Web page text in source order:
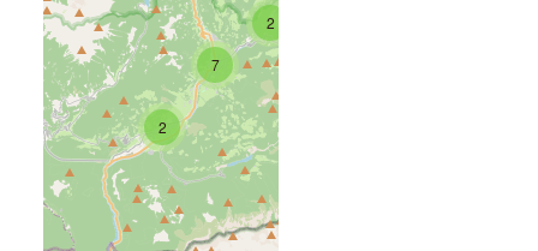
2
2
7